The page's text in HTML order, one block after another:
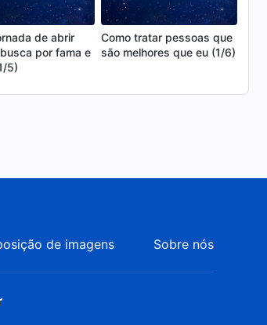
de abrir
por fama e
5)
Como tratar pessoas que
são melhores que eu (1/6)
de imagens Sobre nós